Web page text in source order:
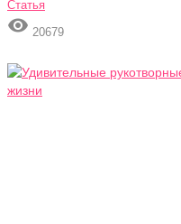
Статья
 20679